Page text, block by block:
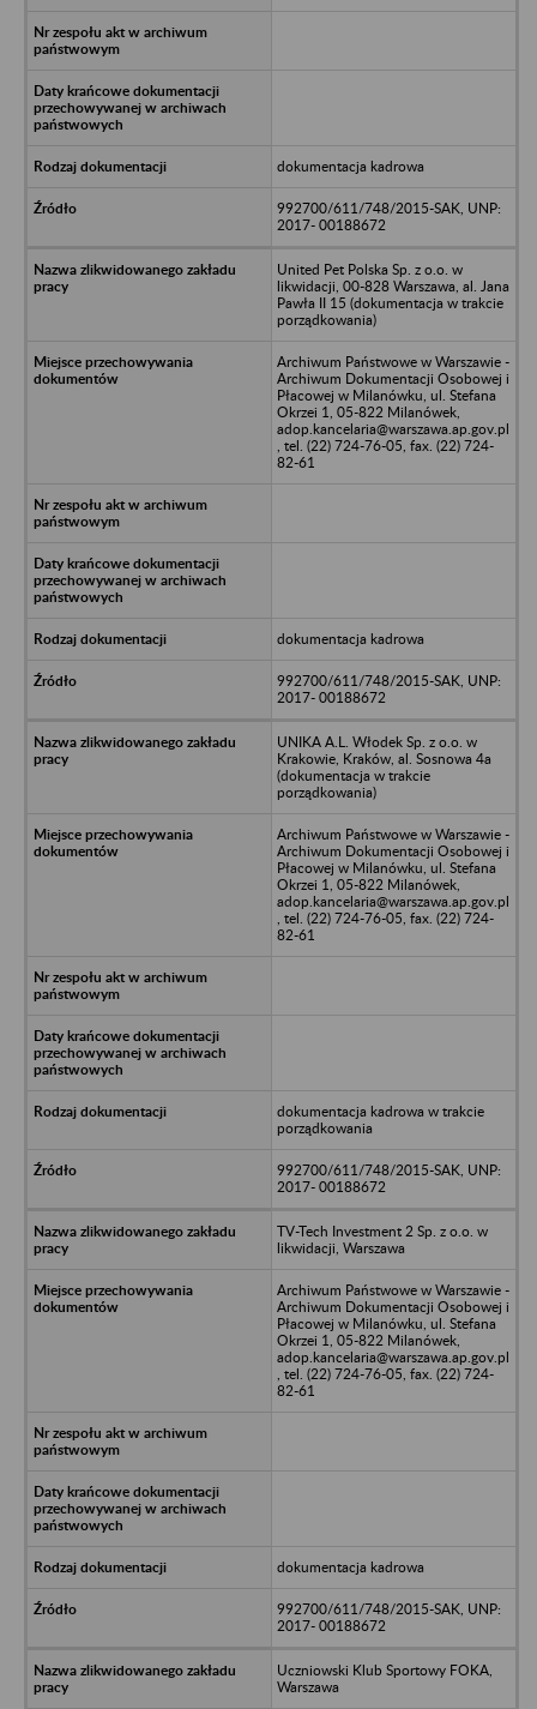
dokumentacja kadrowa
992700/611/748/2015-SAK, UNP:
2017- 00188672
United Pet Polska Sp. z o.o. w
likwidacji, 00-828 Warszawa, al. Jana
Pawła II 15 (dokumentacja w trakcie
porządkowania)
Archiwum Państwowe w Warszawie -
Archiwum Dokumentacji Osobowej i
Płacowej w Milanówku, ul. Stefana
Okrzei 1, 05-822 Milanówek,
adop.kancelaria@warszawa.ap.gov.pl
, tel. (22) 724-76-05, fax. (22) 724-
82-61
dokumentacja kadrowa
992700/611/748/2015-SAK, UNP:
2017- 00188672
UNIKA A.L. Włodek Sp. z o.o. w
Krakowie, Kraków, al. Sosnowa 4a
(dokumentacja w trakcie
porządkowania)
Archiwum Państwowe w Warszawie -
Archiwum Dokumentacji Osobowej i
Płacowej w Milanówku, ul. Stefana
Okrzei 1, 05-822 Milanówek,
adop.kancelaria@warszawa.ap.gov.pl
, tel. (22) 724-76-05, fax. (22) 724-
82-61
dokumentacja kadrowa w trakcie
porządkowania
992700/611/748/2015-SAK, UNP:
2017- 00188672
TV-Tech Investment 2 Sp. z o.o. w
likwidacji, Warszawa
Archiwum Państwowe w Warszawie -
Archiwum Dokumentacji Osobowej i
Płacowej w Milanówku, ul. Stefana
Okrzei 1, 05-822 Milanówek,
adop.kancelaria@warszawa.ap.gov.pl
, tel. (22) 724-76-05, fax. (22) 724-
82-61
dokumentacja kadrowa
992700/611/748/2015-SAK, UNP:
2017- 00188672
Uczniowski Klub Sportowy FOKA,
Warszawa